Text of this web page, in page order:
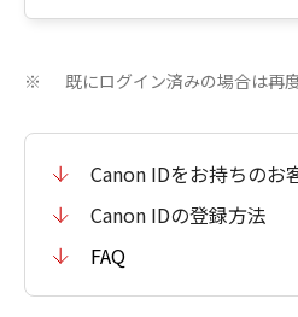
※ 既にログイン済みの場合は再
Canon IDをお持ちのお
Canon IDの登録方法
FAQ